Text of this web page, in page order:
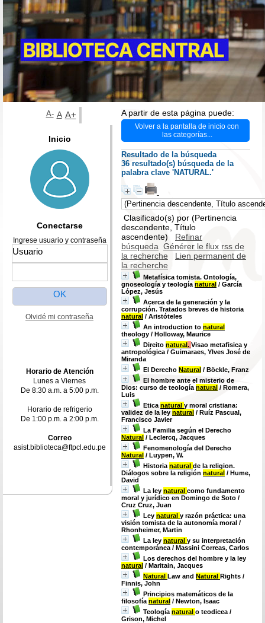
A partir de esta página puede:
Volver a la pantalla de inicio con
las categorías...
Resultado de la búsqueda
36 resultado(s) búsqueda de la
palabra clave 'NATURAL.'
Clasificado(s) por (Pertinencia
descendente, Título
ascendente)
Refinar
búsqueda Générer le flux rss de
la recherche
Lien permanent de
la recherche
Metafísica tomista. Ontología,
gnoseología y teología natural / García
López, Jesús
Acerca de la generación y la
corrupción. Tratados breves de historia
natural / Aristóteles
An introduction to natural
theology / Holloway, Maurice
Direito natural. Visao metafisica y
antropológica / Guimaraes, Ylves José de
Miranda
El Derecho Natural / Böckle, Franz
El hombre ante el misterio de
Dios: curso de teología natural / Romera,
Luis
Etica natural y moral cristiana:
validez de la ley natural / Ruíz Pascual,
Francisco Javier
La Familia según el Derecho
Natural / Leclercq, Jacques
Fenomenología del Derecho
Natural / Luypen, W.
Historia natural de la religion.
Diálogos sobre la religión natural / Hume,
David
La ley natural como fundamento
moral y jurídico en Domingo de Soto /
Cruz Cruz, Juan
Ley natural y razón práctica: una
visión tomista de la autonomía moral /
Rhonheimer, Martin
La ley natural y su interpretación
contemporánea / Massini Correas, Carlos
Los derechos del hombre y la ley
natural / Maritain, Jacques
Natural Law and Natural Rights /
Finnis, John
Principios matemáticos de la
filosofía natural / Newton, Isaac
Teología natural o teodicea /
Grison, Michel
A- A A+
Inicio
Conectarse
Ingrese usuario y contraseña
Olvidé mi contraseña
Horario de Atención
Lunes a Viernes
De 8:30 a.m. a 5:00 p.m.
Horario de refrigerio
De 1:00 p.m. a 2:00 p.m.
Correo
asist.biblioteca@ftpcl.edu.pe